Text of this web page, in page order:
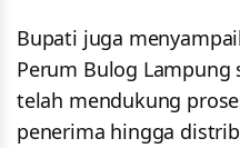
Bupati juga
Perum Bulog
telah mendukung
penerima hingga